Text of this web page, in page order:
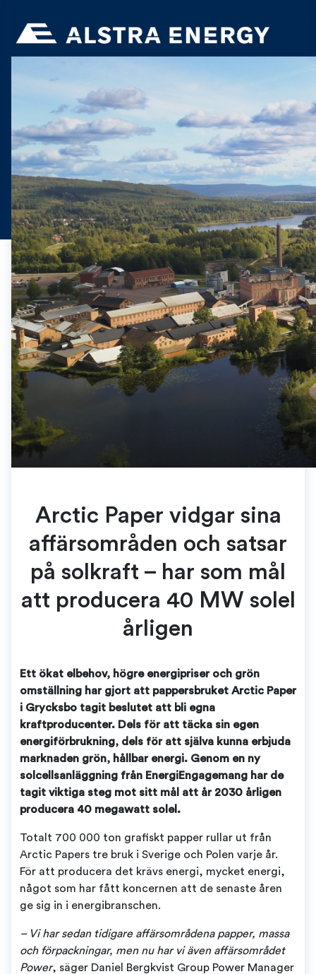
Arctic Paper vidgar sina
affärsområden och satsar
på solkraft – har som mål
att producera 40 MW solel
årligen
Ett ökat elbehov, högre energipriser och grön
omställning har gjort att pappersbruket Arctic Paper
i Grycksbo tagit beslutet att bli egna
kraftproducenter. Dels för att täcka sin egen
energiförbrukning, dels för att själva kunna erbjuda
marknaden grön, hållbar energi. Genom en ny
solcellsanläggning från EnergiEngagemang har de
tagit viktiga steg mot sitt mål att år 2030 årligen
producera 40 megawatt solel.
Totalt 700 000 ton grafiskt papper rullar ut från
Arctic Papers tre bruk i Sverige och Polen varje år.
För att producera det krävs energi, mycket energi,
något som har fått koncernen att de senaste åren
ge sig in i energibranschen.
– Vi har sedan tidigare affärsområdena papper, massa
och förpackningar, men nu har vi även affärsområdet
Power, säger Daniel Bergkvist Group Power Manager